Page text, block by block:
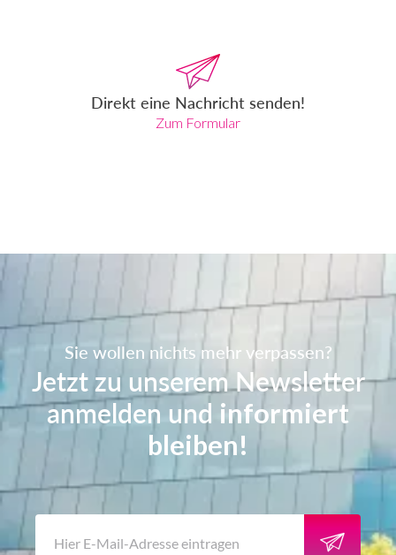
Direkt eine Nachricht senden!
Zum Formular
Sie wollen nichts mehr verpassen?
Jetzt zu unserem Newsletter
anmelden und informiert
bleiben!